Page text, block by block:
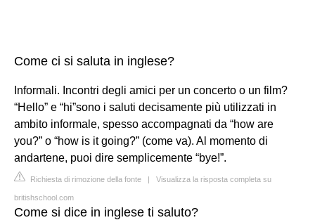
Come ci si saluta in inglese?
Informali. Incontri degli amici per un concerto o un film?
“Hello” e “hi”sono i saluti decisamente più utilizzati in
ambito informale, spesso accompagnati da “how are
you?” o “how is it going?” (come va). Al momento di
andartene, puoi dire semplicemente “bye!”.
Richiesta di rimozione della fonte | Visualizza la risposta completa su
britishschool.com
Come si dice in inglese ti saluto?